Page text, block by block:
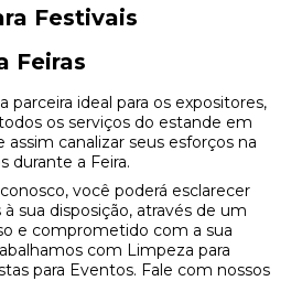
Festivais
Feiras
parceira ideal para os expositores,
os serviços do estande em
canalizar seus esforços na
durante a Feira.
você poderá esclarecer
sua disposição, através de um
e comprometido com a sua
com Limpeza para
para Eventos. Fale com nossos